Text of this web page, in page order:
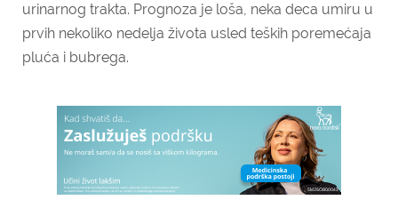
urinarnog trakta. Prognoza je loša, neka deca umiru u
prvih nekoliko nedelja života usled teških poremećaja
pluća i bubrega.